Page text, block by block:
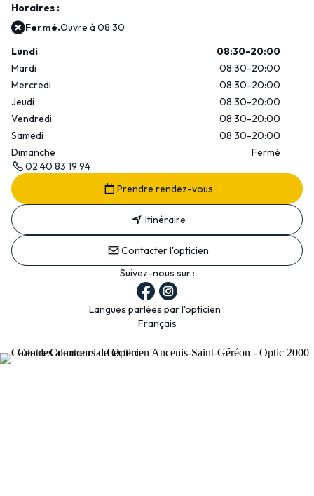
Horaires :
Fermé.Ouvre à 08:30
Lundi
08:30-20:00
Mardi
08:30-20:00
Mercredi
08:30-20:00
Jeudi
08:30-20:00
Vendredi
08:30-20:00
Samedi
08:30-20:00
Dimanche
Fermé
02 40 83 19 94
Prendre rendez-vous
Itinéraire
Contacter l'opticien
Suivez-nous sur :
Langues parlées par l'opticien :
Français